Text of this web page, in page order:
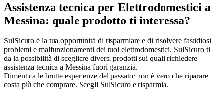
Assistenza tecnica per Elettrodomestici a
Messina: quale prodotto ti interessa?
SulSicuro è la tua opportunità di risparmiare e di risolvere fastidiosi
problemi e malfunzionamenti dei tuoi elettrodomestici. SulSicuro ti
da la possibilità di scegliere diversi prodotti sui quali richiedere
assistenza tecnica a Messina fuori garanzia.
Dimentica le brutte esperienze del passato: non è vero che riparare
costa più che comprare. Scegli SulSicuro e risparmia.